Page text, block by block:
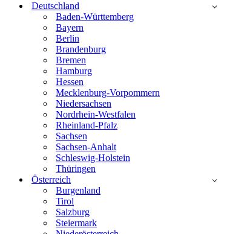
Deutschland
Baden-Württemberg
Bayern
Berlin
Brandenburg
Bremen
Hamburg
Hessen
Mecklenburg-Vorpommern
Niedersachsen
Nordrhein-Westfalen
Rheinland-Pfalz
Sachsen
Sachsen-Anhalt
Schleswig-Holstein
Thüringen
Österreich
Burgenland
Tirol
Salzburg
Steiermark